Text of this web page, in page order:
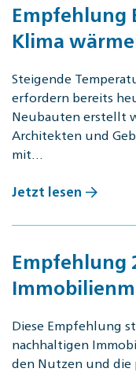
Empfehlung
Klima
Steigende
erfordern bereits
Neubauten erstellt
Architekten und
mit…
Jetzt lesen
Empfehlung
Diese Empfehlung
nachhaltigen
den Nutzen und die